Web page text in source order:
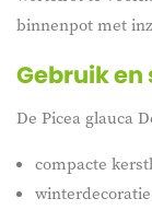
binnenpot met
Gebruik en
De Picea glauca
compacte